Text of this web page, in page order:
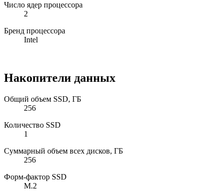
Число ядер процессора
2
Бренд процессора
Intel
Накопители данных
Общий объем SSD, ГБ
256
Количество SSD
1
Суммарный объем всех дисков, ГБ
256
Форм-фактор SSD
M.2